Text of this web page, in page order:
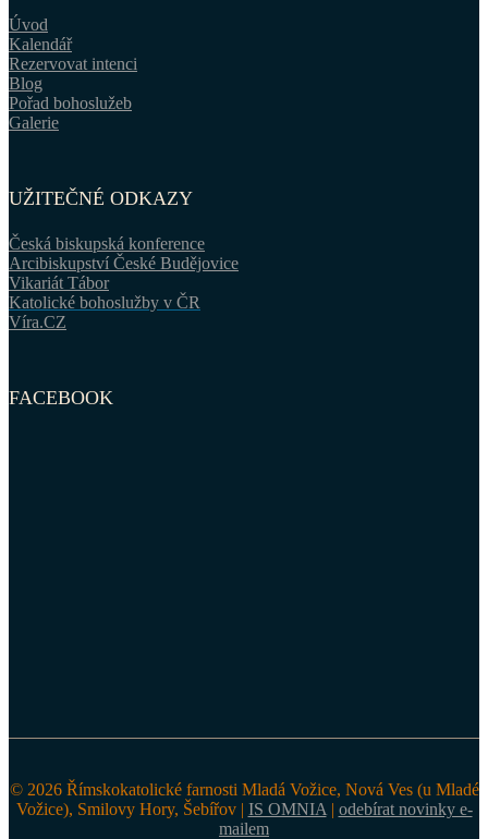
Úvod
Kalendář
Rezervovat intenci
Blog
Pořad bohoslužeb
Galerie
UŽITEČNÉ ODKAZY
Česká biskupská konference
Arcibiskupství České Budějovice
Vikariát Tábor
Katolické bohoslužby v ČR
Víra.CZ
FACEBOOK
© 2026 Římskokatolické farnosti Mladá Vožice, Nová Ves (u Mladé
Vožice), Smilovy Hory, Šebířov | IS OMNIA | odebírat novinky e-
mailem